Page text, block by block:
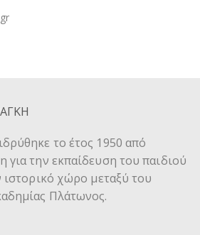
το έτος 1950 από
την εκπαίδευση του παιδιού
ιστορικό χώρο μεταξύ του
Πλάτωνος.